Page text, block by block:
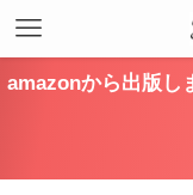
amazonから出版